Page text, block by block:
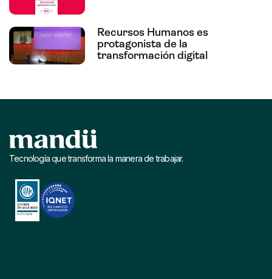
Recursos Humanos es
protagonista de la
transformación digital
Tecnología que transforma la manera de trabajar.